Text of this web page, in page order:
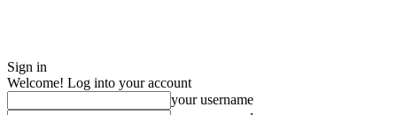
Sign in
Welcome! Log into your account
your username